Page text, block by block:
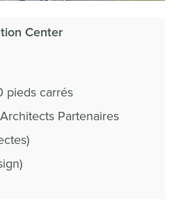
Center
pieds carrés
Partenaires